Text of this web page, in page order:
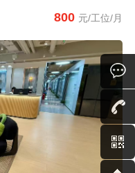
800 元/工位/月